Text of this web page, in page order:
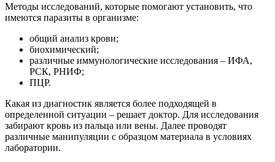
Методы исследований, которые помогают установить, что
имеются паразиты в организме:
общий анализ крови;
биохимический;
различные иммунологические исследования – ИФА,
РСК, РНИФ;
ПЦР.
Какая из диагностик является более подходящей в
определенной ситуации – решает доктор. Для исследования
забирают кровь из пальца или вены. Далее проводят
различные манипуляции с образцом материала в условиях
лаборатории.